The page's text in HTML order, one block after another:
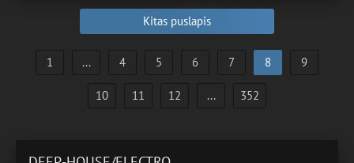
Kitas puslapis
1 ... 4 5 6 7 8 9
10 11 12 ... 352